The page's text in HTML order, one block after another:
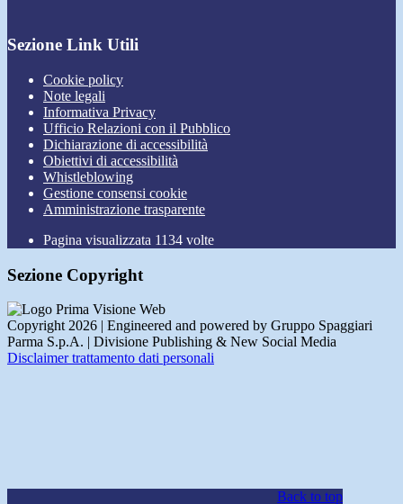
Sezione Link Utili
Cookie policy
Note legali
Informativa Privacy
Ufficio Relazioni con il Pubblico
Dichiarazione di accessibilità
Obiettivi di accessibilità
Whistleblowing
Gestione consensi cookie
Amministrazione trasparente
Pagina visualizzata 1134 volte
Sezione Copyright
Copyright 2026 | Engineered and powered by Gruppo Spaggiari
Parma S.p.A. | Divisione Publishing & New Social Media
Disclaimer trattamento dati personali
Back to top